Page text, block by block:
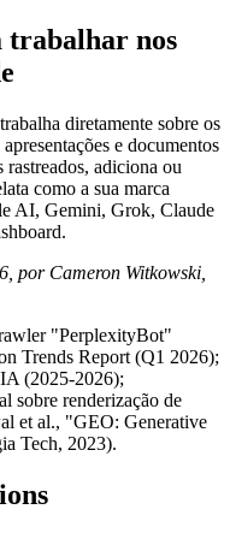
trabalhar nos
diretamente sobre os
e documentos
adiciona ou
como a sua marca
AI, Gemini, Grok, Claude
por Cameron Witkowski,
"PerplexityBot"
Trends Report (Q1 2026);
IA (2025-2026);
sobre renderização de
et al., "GEO: Generative
Tech, 2023).